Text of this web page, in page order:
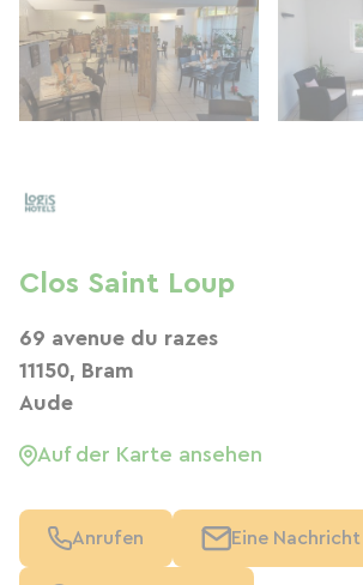
Clos Saint Loup
69 avenue du razes
11150, Bram
Aude
Auf der Karte ansehen
Anrufen Eine